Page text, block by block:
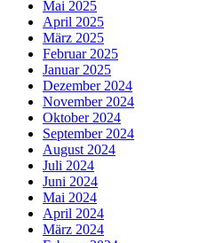
Mai 2025
April 2025
März 2025
Februar 2025
Januar 2025
Dezember 2024
November 2024
Oktober 2024
September 2024
August 2024
Juli 2024
Juni 2024
Mai 2024
April 2024
März 2024